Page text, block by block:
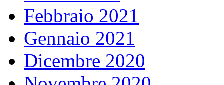
Febbraio 2021
Gennaio 2021
Dicembre 2020